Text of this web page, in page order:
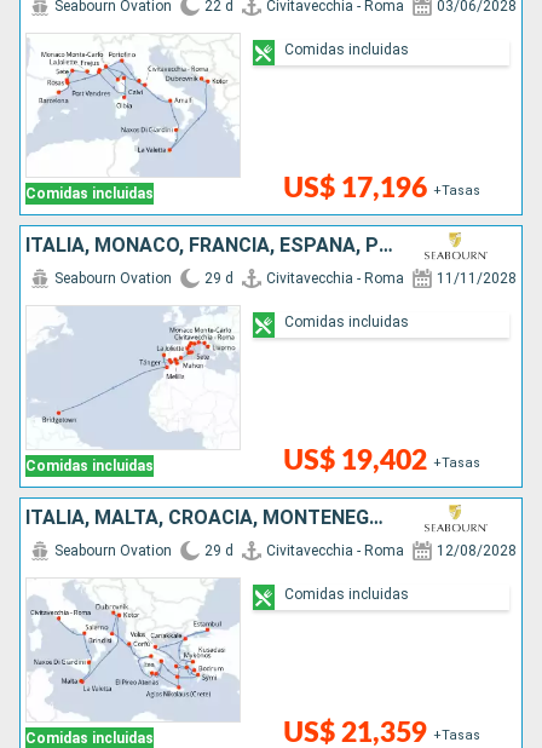
Comidas incluidas
Seabourn Ovation 22 d Civitavecchia - Roma 03/06/2028
US$ 17,196 +Tasas
Comidas incluidas
ITALIA, MONACO, FRANCIA, ESPAÑA, PORTUGAL, MARRUECOS, BARBADOS
Comidas incluidas
Seabourn Ovation 29 d Civitavecchia - Roma 11/11/2028
US$ 19,402 +Tasas
Comidas incluidas
ITALIA, MALTA, CROACIA, MONTENEGRO, GRECIA, TURQUÍA
Comidas incluidas
Seabourn Ovation 29 d Civitavecchia - Roma 12/08/2028
US$ 21,359 +Tasas
Comidas incluidas